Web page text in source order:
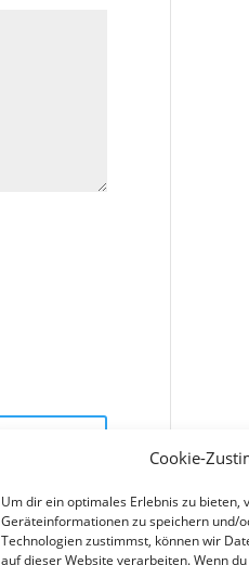
Cookie-
Um dir ein optimales Erlebnis zu bieten,
Geräteinformationen zu speichern und/
Technologien zustimmst, können wir
auf dieser Website verarbeiten. Wenn